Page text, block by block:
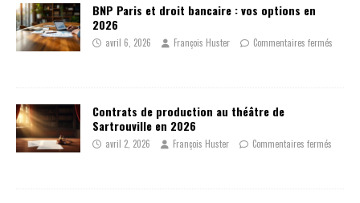
BNP Paris et droit bancaire : vos options en
2026
avril 6, 2026 François Huster Commentaires fermés
Contrats de production au théâtre de
Sartrouville en 2026
avril 2, 2026 François Huster Commentaires fermés